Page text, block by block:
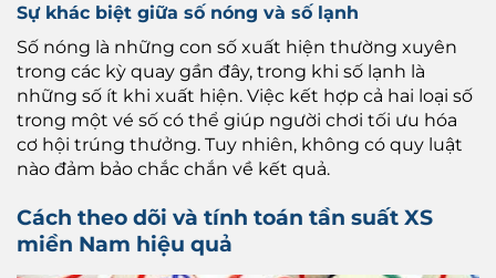
Sự khác biệt giữa số nóng và số lạnh
Số nóng là những con số xuất hiện thường xuyên
trong các kỳ quay gần đây, trong khi số lạnh là
những số ít khi xuất hiện. Việc kết hợp cả hai loại số
trong một vé số có thể giúp người chơi tối ưu hóa
cơ hội trúng thưởng. Tuy nhiên, không có quy luật
nào đảm bảo chắc chắn về kết quả.
Cách theo dõi và tính toán tần suất XS
miền Nam hiệu quả